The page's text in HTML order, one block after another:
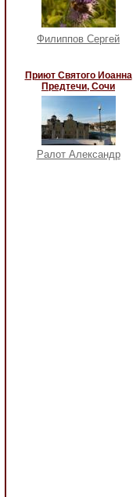
Филиппов Сергей
Приют Святого Иоанна
Предтечи, Сочи
Ралот Александр